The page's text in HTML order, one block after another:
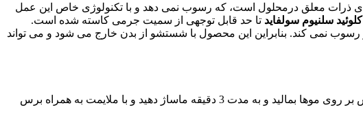
ذرات معلق درمحلول است، که رسوب نمی دهد و با تکنولوژی خاص این عمل
کلوئید سلنیوم سولفاید تا حد قابل توجهی از سمیت جرمی کاسته شده است.
نمی کند. بنابراین این محصول با شستشو از بدن خارج می شود و می تواند
را بر کف دست بریزید, دست ها را به هم بمالید، تا کف یکنواختی حاصل گردد. سپس بر روی موها بمالید و به مدت 3 دقیقه ماساژ دهید و با ملایمت به همراه برس